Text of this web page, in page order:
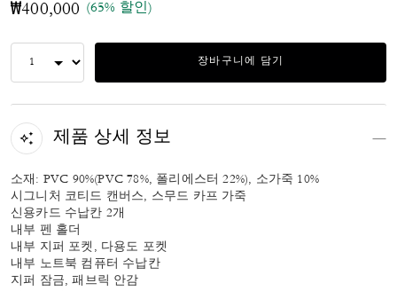
₩400,000 (65% 할인)
장바구니에 담기
제품 상세 정보
소재: PVC 90%(PVC 78%, 폴리에스터 22%), 소가죽 10%
시그니처 코티드 캔버스, 스무드 카프 가죽
신용카드 수납칸 2개
내부 펜 홀더
내부 지퍼 포켓, 다용도 포켓
내부 노트북 컴퓨터 수납칸
지퍼 잠금, 패브릭 안감